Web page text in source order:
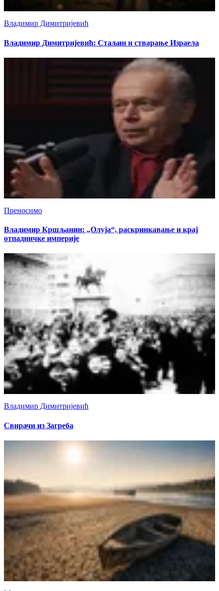
Владимир Димитријевић
Владимир Димитријевић: Стаљин и стварање Израела
Преносимо
Владимир Кршљанин: „Олуја“, раскринкавање и крај
отпадничке империје
Владимир Димитријевић
Свирачи из Загреба